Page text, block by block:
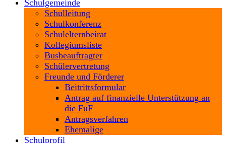
Schulgemeinde
Schulleitung
Schulkonferenz
Schulelternbeirat
Kollegiumsliste
Busbeauftragter
Schülervertretung
Freunde und Förderer
Beitrittsformular
Antrag auf finanzielle Unterstützung an
die FuF
Antragsverfahren
Ehemalige
Schulprofil